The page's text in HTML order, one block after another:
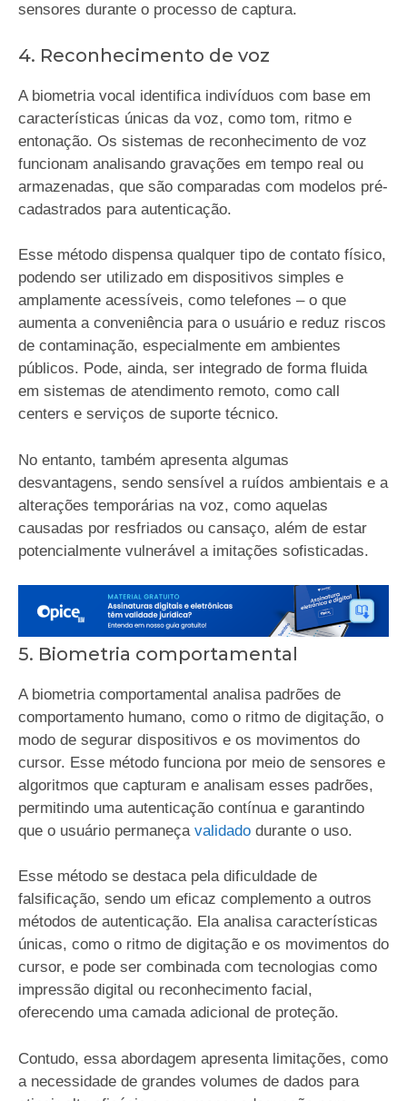
sensores durante o processo de captura.
4. Reconhecimento de voz
A biometria vocal identifica indivíduos com base em
características únicas da voz, como tom, ritmo e
entonação. Os sistemas de reconhecimento de voz
funcionam analisando gravações em tempo real ou
armazenadas, que são comparadas com modelos pré-
cadastrados para autenticação.
Esse método dispensa qualquer tipo de contato físico,
podendo ser utilizado em dispositivos simples e
amplamente acessíveis, como telefones – o que
aumenta a conveniência para o usuário e reduz riscos
de contaminação, especialmente em ambientes
públicos. Pode, ainda, ser integrado de forma fluida
em sistemas de atendimento remoto, como call
centers e serviços de suporte técnico.
No entanto, também apresenta algumas
desvantagens, sendo sensível a ruídos ambientais e a
alterações temporárias na voz, como aquelas
causadas por resfriados ou cansaço, além de estar
potencialmente vulnerável a imitações sofisticadas.
5. Biometria comportamental
A biometria comportamental analisa padrões de
comportamento humano, como o ritmo de digitação, o
modo de segurar dispositivos e os movimentos do
cursor. Esse método funciona por meio de sensores e
algoritmos que capturam e analisam esses padrões,
permitindo uma autenticação contínua e garantindo
que o usuário permaneça validado durante o uso.
Esse método se destaca pela dificuldade de
falsificação, sendo um eficaz complemento a outros
métodos de autenticação. Ela analisa características
únicas, como o ritmo de digitação e os movimentos do
cursor, e pode ser combinada com tecnologias como
impressão digital ou reconhecimento facial,
oferecendo uma camada adicional de proteção.
Contudo, essa abordagem apresenta limitações, como
a necessidade de grandes volumes de dados para